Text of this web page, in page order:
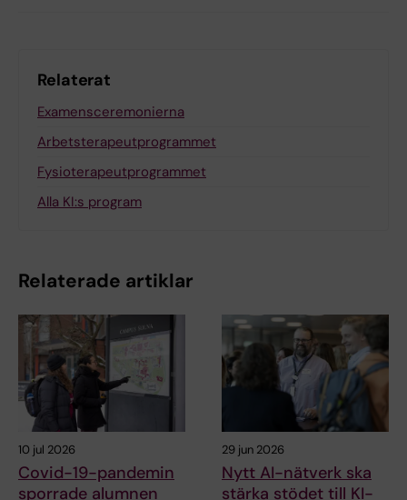
Relaterat
Examensceremonierna
Arbetsterapeut­programmet
Fysioterapeut­programmet
Alla KI:s program
Relaterade artiklar
10 jul 2026
Covid-19-pandemin
sporrade alumnen
29 jun 2026
Nytt AI-nätverk ska
stärka stödet till KI-